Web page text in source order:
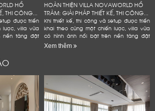
HỒ
THI CÔNG...
được triển
lược, villa vừa
nền tảng đặt
trình vận
HOÀN THIỆN VILLA NOVAWORLD HỒ
TRÀM: GIẢI PHÁP THIẾT KẾ, THI CÔNG...
Khi thiết kế, thi công và setup được triển
khai theo cùng một chiến lược, villa vừa
có hình ảnh nổi bật trên nền tảng đặt
phòng, vừa bền hơn trong quá trình vận
Xem thêm